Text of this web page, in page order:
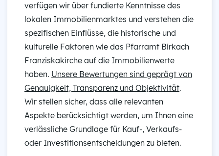
verfügen wir über fundierte Kenntnisse des
lokalen Immobilienmarktes und verstehen die
spezifischen Einflüsse, die historische und
kulturelle Faktoren wie das Pfarramt Birkach
Franziskakirche auf die Immobilienwerte
haben. Unsere Bewertungen sind geprägt von
Genauigkeit, Transparenz und Objektivität.
Wir stellen sicher, dass alle relevanten
Aspekte berücksichtigt werden, um Ihnen eine
verlässliche Grundlage für Kauf-, Verkaufs-
oder Investitionsentscheidungen zu bieten.